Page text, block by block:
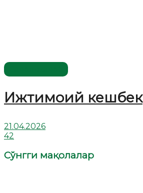
Ижтимоий кешбек
21.04.2026
42
Сўнгги мақолалар